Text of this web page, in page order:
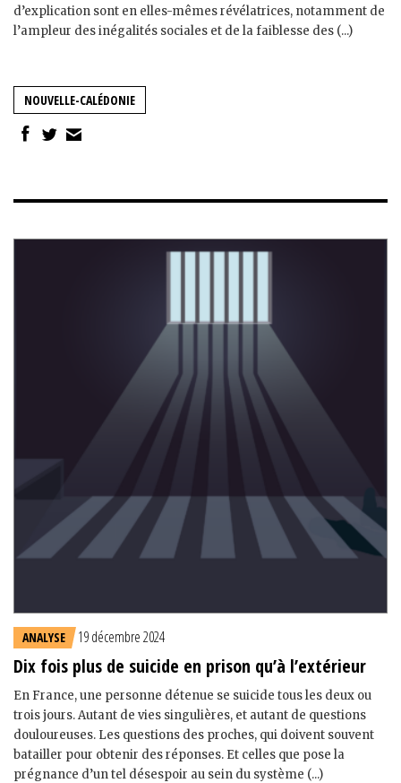
d’explication sont en elles-mêmes révélatrices, notamment de
l’ampleur des inégalités sociales et de la faiblesse des (...)
NOUVELLE-CALÉDONIE
ANALYSE 19 décembre 2024
Dix fois plus de suicide en prison qu’à l’extérieur
En France, une personne détenue se suicide tous les deux ou
trois jours. Autant de vies singulières, et autant de questions
douloureuses. Les questions des proches, qui doivent souvent
batailler pour obtenir des réponses. Et celles que pose la
prégnance d’un tel désespoir au sein du système (...)